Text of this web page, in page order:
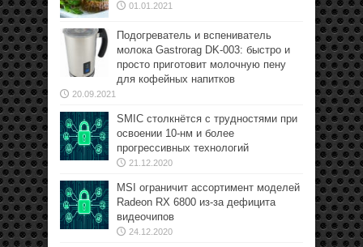
01.01.2021
Подогреватель и вспениватель
молока Gastrorag DK-003: быстро и
просто приготовит молочную пену
для кофейных напитков
20.09.2021
SMIC столкнётся с трудностями при
освоении 10-нм и более
прогрессивных технологий
21.12.2020
MSI ограничит ассортимент моделей
Radeon RX 6800 из-за дефицита
видеочипов
24.12.2020